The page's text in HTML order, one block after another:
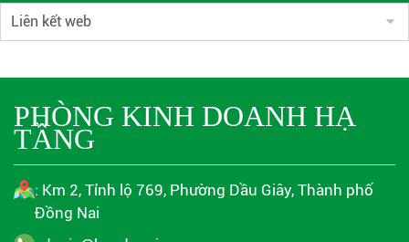
KẾT QUẢ CHẤT LƯỢNG MÔI TRƯỜNG KCN DẦU GIÂY QUÝ 2/2023
27/05/2023 )
KẾT QUẢ CHẤT LƯỢNG MÔI TRƯỜNG KHU CÔNG NGHIỆP DẦU
GIÂY, QUÝ 1/2023
PHÒNG KINH DOANH HẠ
TẦNG
: Km 2, Tỉnh lộ 769, Phường Dầu Giây, Thành phố
Đồng Nai